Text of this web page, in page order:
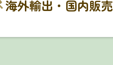
海外輸出・国内販売